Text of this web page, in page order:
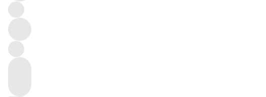
them ready to drink.
Main content
White wines: 2018 release